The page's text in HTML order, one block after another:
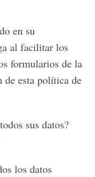
en su
al facilitar los
formularios de la
de esta política de
sus datos?
los datos